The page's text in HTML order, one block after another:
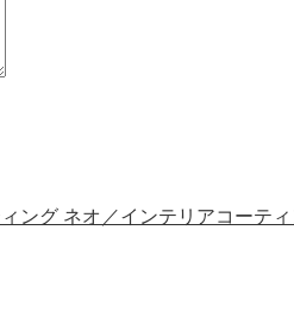
ング ネオ／インテリアコーティ